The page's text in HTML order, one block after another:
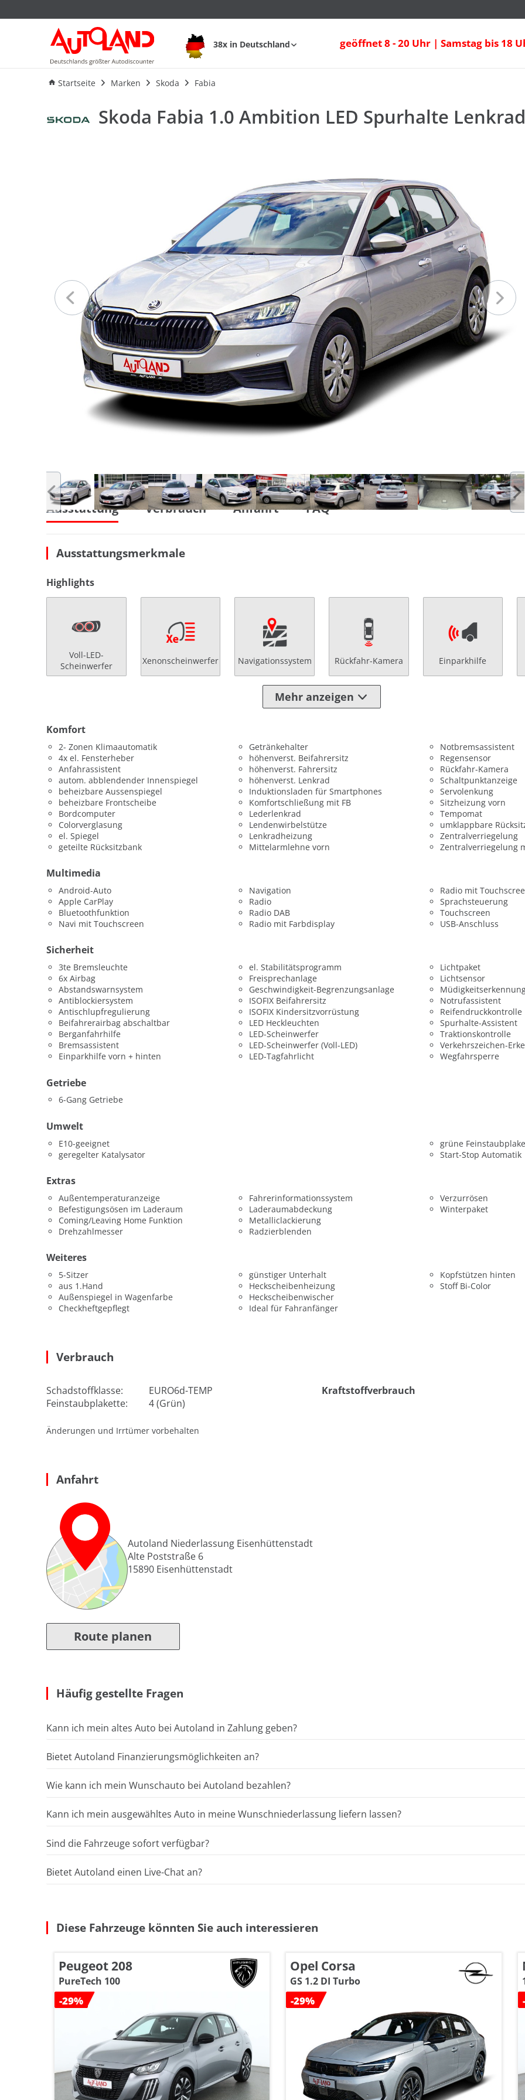
38x in Deutschland geöffnet 8 - 20 Uhr | Samstag bis 18
Startseite Marken Skoda Fabia
Skoda Fabia 1.0 Ambition LED Spurhalte Lenkradheizung
Ausstattung Verbrauch
Skoda Fabia 1.0 Ambition LED Spurhalte
Ausstattung Verbrauch Anfahrt FAQ
Ausstattungsmerkmale
Highlights
Voll-LED-
Scheinwerfer
Xenonscheinwerfer Navigationssystem Rückfahr-Kamera Einparkhilfe
Mehr anzeigen
Komfort
2- Zonen Klimaautomatik
4x el. Fensterheber
Anfahrassistent
autom. abblendender Innenspiegel
beheizbare Aussenspiegel
beheizbare Frontscheibe
Bordcomputer
Colorverglasung
el. Spiegel
geteilte Rücksitzbank
Getränkehalter
höhenverst. Beifahrersitz
höhenverst. Fahrersitz
höhenverst. Lenkrad
Induktionsladen für Smartphones
Komfortschließung mit FB
Lederlenkrad
Lendenwirbelstütze
Lenkradheizung
Mittelarmlehne vorn
Notbremsassistent
Regensensor
Rückfahr-Kamera
Schaltpunktanzeige
Servolenkung
Sitzheizung vorn
Tempomat
umklappbare
Zentralverriegelung
Zentralverriegelung
Multimedia
Android-Auto
Apple CarPlay
Bluetoothfunktion
Navi mit Touchscreen
Navigation
Radio
Radio DAB
Radio mit Farbdisplay
Radio mit
Sprachsteuerung
Touchscreen
USB-Anschluss
Sicherheit
3te Bremsleuchte
6x Airbag
Abstandswarnsystem
Antiblockiersystem
Antischlupfregulierung
Beifahrerairbag abschaltbar
Berganfahrhilfe
Bremsassistent
Einparkhilfe vorn + hinten
el. Stabilitätsprogramm
Freisprechanlage
Geschwindigkeit-Begrenzungsanlage
ISOFIX Beifahrersitz
ISOFIX Kindersitzvorrüstung
LED Heckleuchten
LED-Scheinwerfer
LED-Scheinwerfer (Voll-LED)
LED-Tagfahrlicht
Lichtpaket
Lichtsensor
Notrufassistent
Reifendruckkontrolle
Spurhalte-Assistent
Traktionskontrolle
Verkehrszeichen-
Wegfahrsperre
Getriebe
6-Gang Getriebe
Umwelt
E10-geeignet
geregelter Katalysator
grüne
Start-Stop Automatik
Extras
Außentemperaturanzeige
Befestigungsösen im Laderaum
Coming/Leaving Home Funktion
Drehzahlmesser
Fahrerinformationssystem
Laderaumabdeckung
Metalliclackierung
Radzierblenden
Verzurrösen
Winterpaket
Weiteres
5-Sitzer
aus 1.Hand
Außenspiegel in Wagenfarbe
Checkheftgepflegt
günstiger Unterhalt
Heckscheibenheizung
Heckscheibenwischer
Ideal für Fahranfänger
Kopfstützen hinten
Stoff Bi-Color
Verbrauch
Schadstoffklasse:
EURO6d-TEMP
Feinstaubplakette:
4 (Grün)
Kraftstoffverbrauch
Änderungen und Irrtümer vorbehalten
Anfahrt
Autoland Niederlassung Eisenhüttenstadt
Alte Poststraße 6
15890 Eisenhüttenstadt
Route planen
Häufig gestellte Fragen
Kann ich mein altes Auto bei Autoland in Zahlung geben?
Bietet Autoland Finanzierungsmöglichkeiten an?
Wie kann ich mein Wunschauto bei Autoland bezahlen?
Kann ich mein ausgewähltes Auto in meine Wunschniederlassung liefern lassen?
Sind die Fahrzeuge sofort verfügbar?
Bietet Autoland einen Live-Chat an?
Diese Fahrzeuge könnten Sie auch interessieren
Peugeot 208
PureTech 100
-29%
Opel Corsa
GS 1.2 DI Turbo
-29%